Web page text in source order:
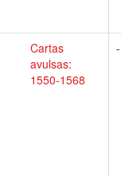
Cartas
avulsas:
1550-1568
-